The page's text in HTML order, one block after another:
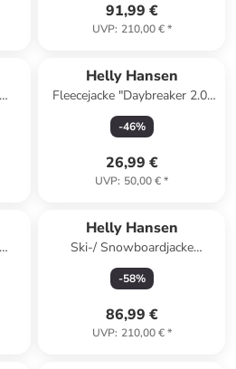
91,99 €
UVP: 210,00 €*
Helly Hansen
Fleecejacke "Daybreaker 2.0"
in Schwarz
-46%
26,99 €
UVP: 50,00 €*
Helly Hansen
Ski-/ Snowboardjacke
"Cyclone" in Dunkelblau/
Hellblau/ Weiß
-58%
86,99 €
UVP: 210,00 €*